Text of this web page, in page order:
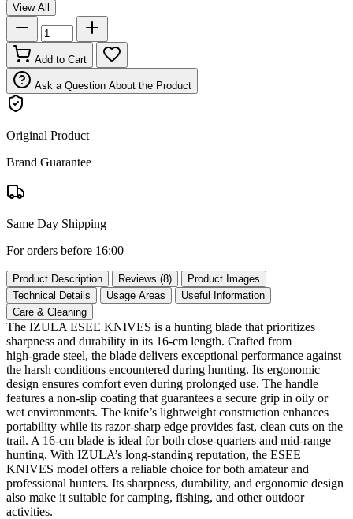
View All
Add to Cart
Ask a Question About the Product
Original Product
Brand Guarantee
Same Day Shipping
For orders before 16:00
Product Description Reviews (8)
Product Images
Technical Details
Usage Areas
Useful Information
Care & Cleaning
The IZULA ESEE KNIVES is a hunting blade that prioritizes
sharpness and durability in its 16‑cm length. Crafted from
high‑grade steel, the blade delivers exceptional performance against
the harsh conditions encountered during hunting. Its ergonomic
design ensures comfort even during prolonged use. The handle
features a non‑slip coating that guarantees a secure grip in oily or
wet environments. The knife’s lightweight construction enhances
portability while its razor‑sharp edge provides fast, clean cuts on the
trail. A 16‑cm blade is ideal for both close‑quarters and mid‑range
hunting. With IZULA’s long‑standing reputation, the ESEE
KNIVES model offers a reliable choice for both amateur and
professional hunters. Its sharpness, durability, and ergonomic design
also make it suitable for camping, fishing, and other outdoor
activities.